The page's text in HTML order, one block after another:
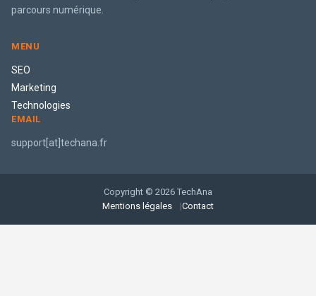
parcours numérique.
MENU
SEO
Marketing
Technologies
EMAIL
support[at]techana.fr
Copyright © 2026 TechAna
Mentions légales
Contact